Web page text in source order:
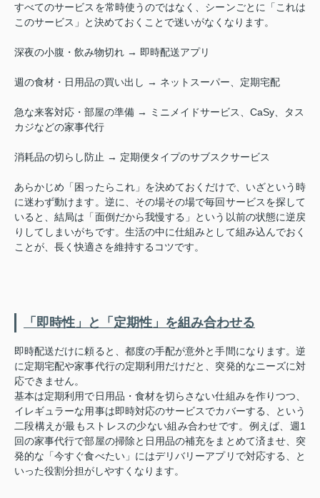
すべてのサービスを常時使うのではなく、シーンごとに「これは
このサービス」と決めておくことで迷いがなくなります。
深夜の小腹・飲み物切れ → 即時配送アプリ
週の食材・日用品の買い出し → ネットスーパー、定期宅配
急な来客対応・部屋の準備 → ミニメイドサービス、CaSy、タス
カジなどの家事代行
消耗品の切らし防止 → 定期便タイプのサブスクサービス
あらかじめ「困ったらこれ」を決めておくだけで、いざという時
に迷わず動けます。逆に、その場その場で毎回サービスを探して
いると、結局は「面倒だから我慢する」という以前の状態に逆戻
りしてしまいがちです。生活の中に仕組みとして組み込んでおく
ことが、長く快適さを維持するコツです。
「即時性」と「定期性」を組み合わせる
即時配送だけに頼ると、都度の手配が意外と手間になります。逆
に定期宅配や家事代行の定期利用だけだと、突発的なニーズに対
応できません。
基本は定期利用で日用品・食材を切らさない仕組みを作りつつ、
イレギュラーな用事は即時対応のサービスでカバーする、という
二段構えが最もストレスの少ない組み合わせです。例えば、週1
回の家事代行で部屋の掃除と日用品の補充をまとめて済ませ、突
発的な「今すぐ食べたい」にはデリバリーアプリで対応する、と
いった役割分担がしやすくなります。